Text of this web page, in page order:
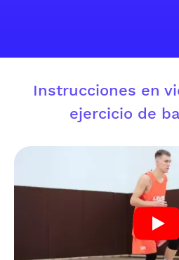
Instrucciones en
ejercicio de